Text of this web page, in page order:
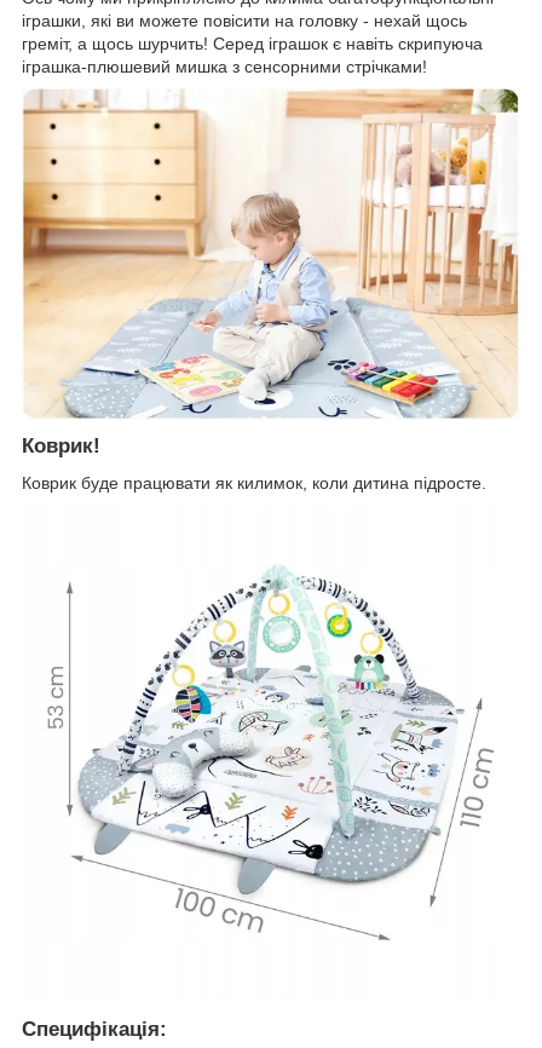
іграшки, які ви можете повісити на головку - нехай щось
греміт, а щось шурчить! Серед іграшок є навіть скрипуюча
іграшка-плюшевий мишка з сенсорними стрічками!
Коврик!
Коврик буде працювати як килимок, коли дитина підросте.
Специфікація: